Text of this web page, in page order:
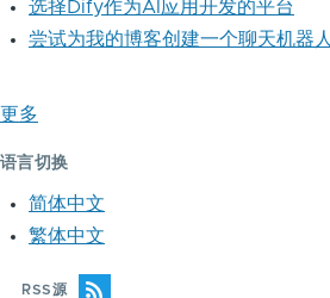
选择Dify作为AI应用开发的平台
尝试为我的博客创建一个聊天机器人
更多
语言切换
简体中文
繁体中文
RSS源